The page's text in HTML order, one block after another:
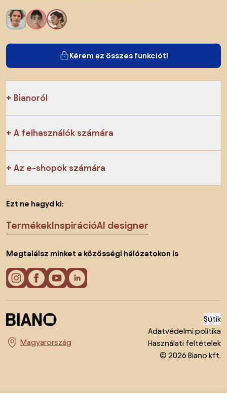
Kérem az összes funkciót!
Bianoról
A felhasználók számára
Az e-shopok számára
Ezt ne hagyd ki:
TermékekInspirációAI designer
Megtalálsz minket a közösségi hálózatokon is
Ország megváltoztatása
Sütik
Adatvédelmi politika
Használati feltételek
© 2026 Biano kft.